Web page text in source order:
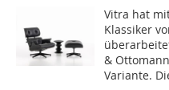
Vitra hat
Klassiker
&
Variante.